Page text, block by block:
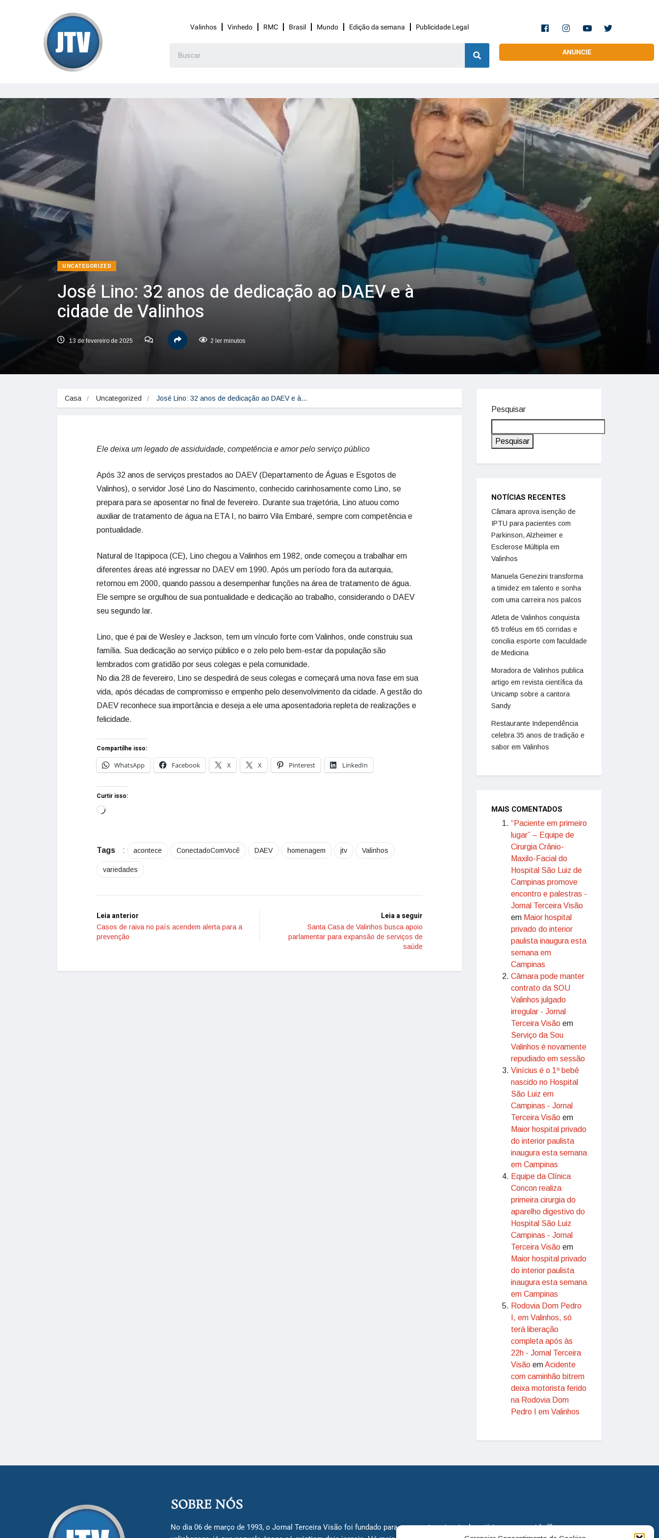
Valinhos Vinhedo RMC Brasil Mundo Edição da semana Publicidade Legal
ANUNCIE
UNCATEGORIZED
José Lino: 32 anos de dedicação ao DAEV e à
cidade de Valinhos
13 de fevereiro de 2025 2 ler minutos
Casa Uncategorized José Lino: 32 anos de dedicação ao DAEV e à…
Ele deixa um legado de assiduidade, competência e amor pelo serviço público
Após 32 anos de serviços prestados ao DAEV (Departamento de Águas e Esgotos de
Valinhos), o servidor José Lino do Nascimento, conhecido carinhosamente como Lino, se
prepara para se aposentar no final de fevereiro. Durante sua trajetória, Lino atuou como
auxiliar de tratamento de água na ETA I, no bairro Vila Embaré, sempre com competência e
pontualidade.
Natural de Itapipoca (CE), Lino chegou a Valinhos em 1982, onde começou a trabalhar em
diferentes áreas até ingressar no DAEV em 1990. Após um período fora da autarquia,
retornou em 2000, quando passou a desempenhar funções na área de tratamento de água.
Ele sempre se orgulhou de sua pontualidade e dedicação ao trabalho, considerando o DAEV
seu segundo lar.
Lino, que é pai de Wesley e Jackson, tem um vínculo forte com Valinhos, onde construiu sua
família. Sua dedicação ao serviço público e o zelo pelo bem-estar da população são
lembrados com gratidão por seus colegas e pela comunidade.
No dia 28 de fevereiro, Lino se despedirá de seus colegas e começará uma nova fase em sua
vida, após décadas de compromisso e empenho pelo desenvolvimento da cidade. A gestão do
DAEV reconhece sua importância e deseja a ele uma aposentadoria repleta de realizações e
felicidade.
Compartilhe isso:
WhatsApp
Facebook X X Pinterest LinkedIn
Curtir isso:
Tags : acontece ConectadoComVocê DAEV homenagem jtv Valinhos
variedades
Leia anterior
Casos de raiva no país acendem alerta para a
prevenção
Leia a seguir
Santa Casa de Valinhos busca apoio
parlamentar para expansão de serviços de
saúde
Pesquisar
Pesquisar
NOTÍCIAS RECENTES
Câmara aprova isenção de
IPTU para pacientes com
Parkinson, Alzheimer e
Esclerose Múltipla em
Valinhos
Manuela Genezini transforma
a timidez em talento e sonha
com uma carreira nos palcos
Atleta de Valinhos conquista
65 troféus em 65 corridas e
concilia esporte com faculdade
de Medicina
Moradora de Valinhos publica
artigo em revista científica da
Unicamp sobre a cantora
Sandy
Restaurante Independência
celebra 35 anos de tradição e
sabor em Valinhos
MAIS COMENTADOS
“Paciente em primeiro
lugar” – Equipe de
Cirurgia Crânio-
Maxilo-Facial do
Hospital São Luiz de
Campinas promove
encontro e palestras -
Jornal Terceira Visão
em Maior hospital
privado do interior
paulista inaugura esta
semana em
Campinas
Câmara pode manter
contrato da SOU
Valinhos julgado
irregular - Jornal
Terceira Visão em
Serviço da Sou
Valinhos é novamente
repudiado em sessão
Vinícius é o 1º bebê
nascido no Hospital
São Luiz em
Campinas - Jornal
Terceira Visão em
Maior hospital privado
do interior paulista
inaugura esta semana
em Campinas
Equipe da Clínica
Concon realiza
primeira cirurgia do
aparelho digestivo do
Hospital São Luiz
Campinas - Jornal
Terceira Visão em
Maior hospital privado
do interior paulista
inaugura esta semana
em Campinas
Rodovia Dom Pedro
I, em Valinhos, só
terá liberação
completa após às
22h - Jornal Terceira
Visão emAcidente
com caminhão bitrem
deixa motorista ferido
na Rodovia Dom
Pedro I em Valinhos
SOBRE NÓS
No dia 06 de março de 1993, o Jornal Terceira Visão foi fundado para ser uma terceira via de notícias para os cidadãos